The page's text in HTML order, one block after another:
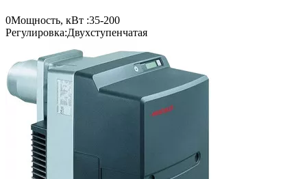
0Мощность, кВт :35-200
Регулировка:Двухступенчатая